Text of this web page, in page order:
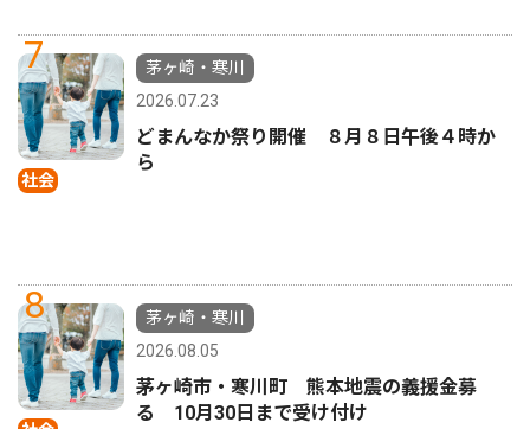
7
社会
茅ヶ崎・寒川
2026.07.23
どまんなか祭り開催 ８月８日午後４時か
ら
8
茅ヶ崎・寒川
2026.08.05
茅ヶ崎市・寒川町 熊本地震の義援金募
る 10月30日まで受け付け